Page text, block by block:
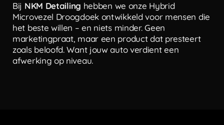
Bij NKM Detailing hebben we onze Hybrid
Microvezel Droogdoek ontwikkeld voor mensen die
het beste willen – en niets minder. Geen
marketingpraat, maar een product dat presteert
zoals beloofd. Want jouw auto verdient een
afwerking op niveau.